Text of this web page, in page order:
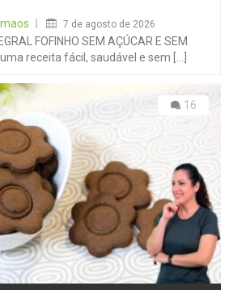
7 de agosto de 2026
FOFINHO SEM AÇÚCAR E SEM
receita fácil, saudável e sem [...]
16